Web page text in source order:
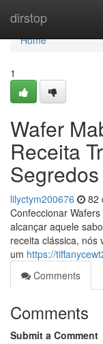
dirstop
Home
Home
1
Wafer
Receita
lilyctym200676 82
Confeccionar
alcançar aquele
receita clássica, nós
um https://
Comments
Comments
Submit a Comment